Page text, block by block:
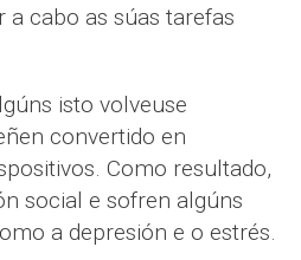
a cabo as súas tarefas
isto volveuse
convertido en
Como resultado,
social e sofren algúns
a depresión e o estrés.